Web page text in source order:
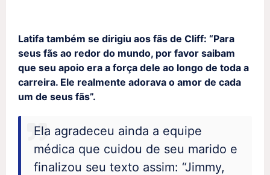
Latifa também se dirigiu aos fãs de Cliff: “Para
seus fãs ao redor do mundo, por favor saibam
que seu apoio era a força dele ao longo de toda a
carreira. Ele realmente adorava o amor de cada
um de seus fãs”.
Ela agradeceu ainda a equipe
médica que cuidou de seu marido e
finalizou seu texto assim: “Jimmy,